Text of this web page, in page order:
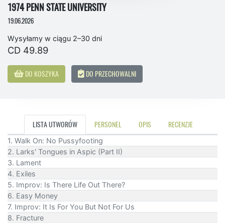
1974 PENN STATE UNIVERSITY
19.06.2026
Wysyłamy w ciągu 2–30 dni
CD 49.89
DO KOSZYKA DO PRZECHOWALNI
LISTA UTWORÓW PERSONEL OPIS RECENZJE
1. Walk On: No Pussyfooting
2. Larks' Tongues in Aspic (Part II)
3. Lament
4. Exiles
5. Improv: Is There Life Out There?
6. Easy Money
7. Improv: It Is For You But Not For Us
8. Fracture